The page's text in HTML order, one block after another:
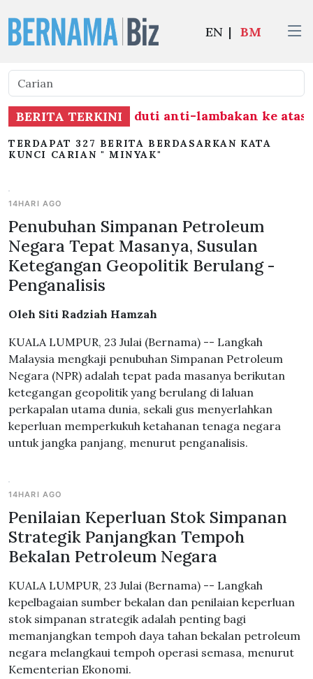
EN | BM
BERITA TERKINI
tamat tempoh duti anti-lambakan ke atas
TERDAPAT 327 BERITA BERDASARKAN KATA
KUNCI CARIAN " MINYAK"
14HARI AGO
Penubuhan Simpanan Petroleum
Negara Tepat Masanya, Susulan
Ketegangan Geopolitik Berulang -
Penganalisis
Oleh Siti Radziah Hamzah
KUALA LUMPUR, 23 Julai (Bernama) -- Langkah
Malaysia mengkaji penubuhan Simpanan Petroleum
Negara (NPR) adalah tepat pada masanya berikutan
ketegangan geopolitik yang berulang di laluan
perkapalan utama dunia, sekali gus menyerlahkan
keperluan memperkukuh ketahanan tenaga negara
untuk jangka panjang, menurut penganalisis.
14HARI AGO
Penilaian Keperluan Stok Simpanan
Strategik Panjangkan Tempoh
Bekalan Petroleum Negara
KUALA LUMPUR, 23 Julai (Bernama) -- Langkah
kepelbagaian sumber bekalan dan penilaian keperluan
stok simpanan strategik adalah penting bagi
memanjangkan tempoh daya tahan bekalan petroleum
negara melangkaui tempoh operasi semasa, menurut
Kementerian Ekonomi.